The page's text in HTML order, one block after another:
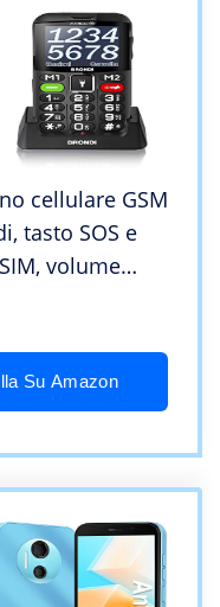
cellulare GSM
tasto SOS e
volume
Su Amazon